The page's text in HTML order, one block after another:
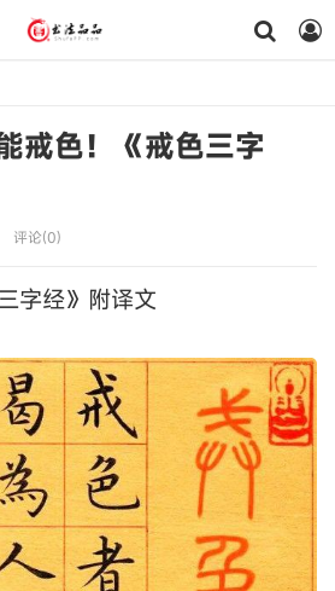
戒色！《戒色三字
评论(0)
字经》附译文